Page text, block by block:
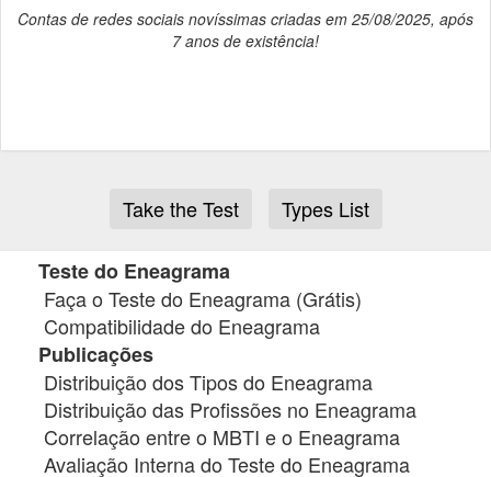
Contas de redes sociais novíssimas criadas em 25/08/2025, após
7 anos de existência!
Take the Test Types List
Teste do Eneagrama
Faça o Teste do Eneagrama (Grátis)
Compatibilidade do Eneagrama
Publicações
Distribuição dos Tipos do Eneagrama
Distribuição das Profissões no Eneagrama
Correlação entre o MBTI e o Eneagrama
Avaliação Interna do Teste do Eneagrama